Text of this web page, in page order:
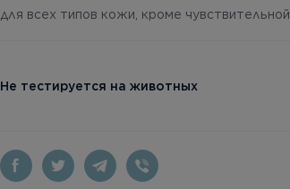
для всех типов кожи, кроме чувствительной
Не тестируется на животных